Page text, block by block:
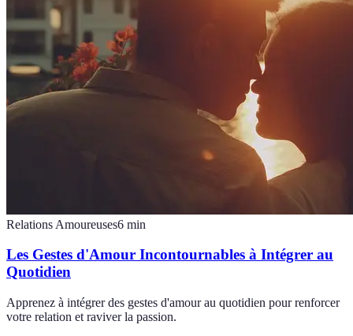
Relations Amoureuses6 min
Les Gestes d'Amour Incontournables à Intégrer au
Quotidien
Apprenez à intégrer des gestes d'amour au quotidien pour renforcer
votre relation et raviver la passion.